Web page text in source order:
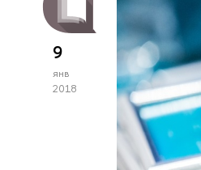
9
янв
2018